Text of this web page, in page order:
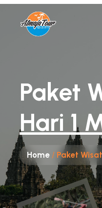
Paket
Hari 1
Home / Paket